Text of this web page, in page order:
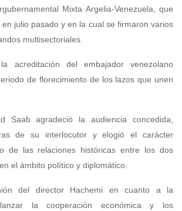
Mixta Argelia-Venezuela, que
julio pasado y en la cual se firmaron varios
multisectoriales.
acreditación del embajador venezolano
de florecimiento de los lazos que unen
Saab agradeció la audiencia concedida,
de su interlocutor y elogió el carácter
de las relaciones históricas entre los dos
el ámbito político y diplomático.
del director Hachemi en cuanto a la
la cooperación económica y los